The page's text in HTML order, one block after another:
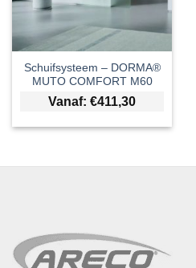
Schuifsysteem – DORMA®
MUTO COMFORT M60
Vanaf: €411,30